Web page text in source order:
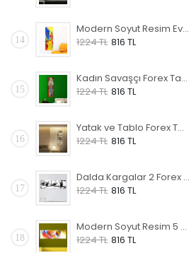
14
Modern Soyut Resim Evler Forex Tablo
1224 TL 816 TL
15
Kadın Savaşçı Forex Tablo
1224 TL 816 TL
16
Yatak ve Tablo Forex Tablo
1224 TL 816 TL
17
Dalda Kargalar 2 Forex Tablo
1224 TL 816 TL
18
Modern Soyut Resim 5 Forex Tablo
1224 TL 816 TL